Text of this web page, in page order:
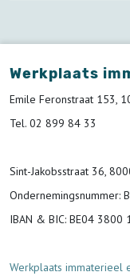
Werkplaats
Emile Feronstraat 153,
Tel. 02 899 84 33
Sint-Jakobsstraat 36,
Ondernemingsnummer:
IBAN & BIC: BE04 3800
Werkplaats immaterieel